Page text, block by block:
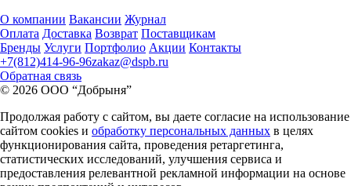
О компании Вакансии Журнал
Оплата Доставка Возврат Поставщикам
Бренды Услуги Портфолио Акции Контакты
+7(812)414-96-96zakaz@dspb.ru
Обратная связь
© 2026 ООО “Добрыня”
Продолжая работу с сайтом, вы даете согласие на использование
сайтом cookies и обработку персональных данных в целях
функционирования сайта, проведения ретаргетинга,
статистических исследований, улучшения сервиса и
предоставления релевантной рекламной информации на основе